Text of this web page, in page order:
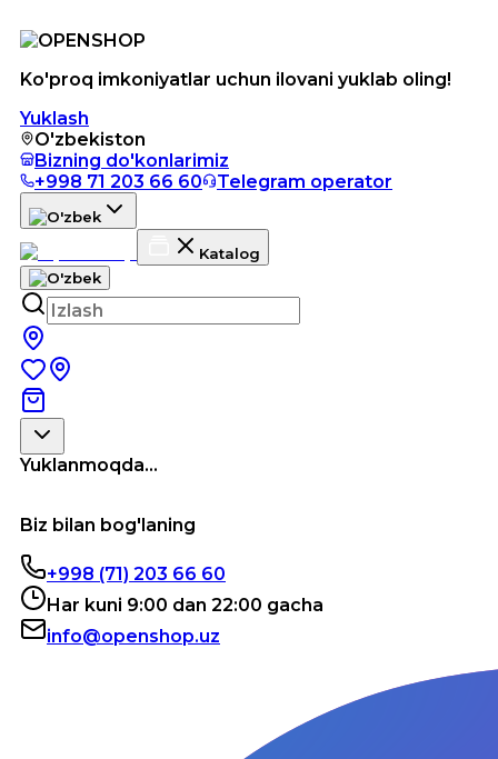
Ko'proq imkoniyatlar uchun ilovani yuklab oling!
Yuklash
O'zbekiston
Bizning do'konlarimiz
+998 71 203 66 60
Telegram operator
Katalog
Yuklanmoqda...
Biz bilan bog'laning
+998 (71) 203 66 60
Har kuni 9:00 dan 22:00 gacha
info@openshop.uz